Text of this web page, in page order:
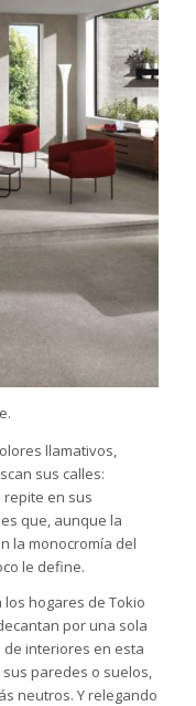
llamativos,
sus calles:
repite en sus
que, aunque la
la monocromía del
le define.
hogares de Tokio
por una sola
de interiores en esta
paredes o suelos,
neutros. Y relegando